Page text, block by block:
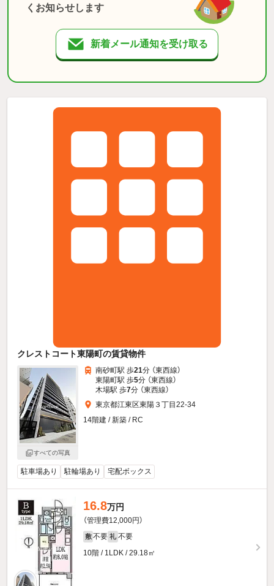
くお知らせします
新着メール通知を受け取る
クレストコート東陽町の賃貸物件
すべての写真
南砂町駅 歩21分 （東西線）
東陽町駅 歩5分 （東西線）
木場駅 歩7分 （東西線）
東京都江東区東陽３丁目22-34
14階建 / 新築 / RC
駐車場あり 駐輪場あり 宅配ボックス
16.8万円
（管理費12,000円）
敷 不要 礼 不要
10階 / 1LDK / 29.18㎡